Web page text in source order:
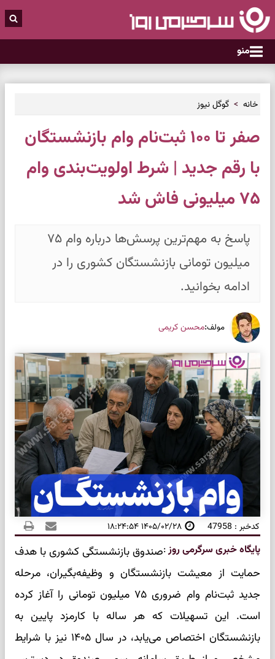
منو
خانه گوگل نیوز
صفر تا ۱۰۰ ثبت‌نام وام بازنشستگان
با رقم جدید | شرط اولویت‌بندی وام
۷۵ میلیونی فاش شد
پاسخ به مهم‌ترین پرسش‌ها درباره وام ۷۵
میلیون تومانی بازنشستگان کشوری را در
ادامه بخوانید.
مولف:محسن کریمی
کدخبر : 47958 ۱۴۰۵/۰۲/۲۸ ۱۸:۲۴:۵۴
پایگاه خبری سرگرمی روز:صندوق بازنشستگی کشوری با هدف
حمایت از معیشت بازنشستگان و وظیفه‌بگیران، مرحله
جدید ثبت‌نام وام ضروری ۷۵ میلیون تومانی را آغاز کرده
است. این تسهیلات که هر ساله با کارمزد پایین به
بازنشستگان اختصاص می‌یابد، در سال ۱۴۰۵ نیز با شرایط